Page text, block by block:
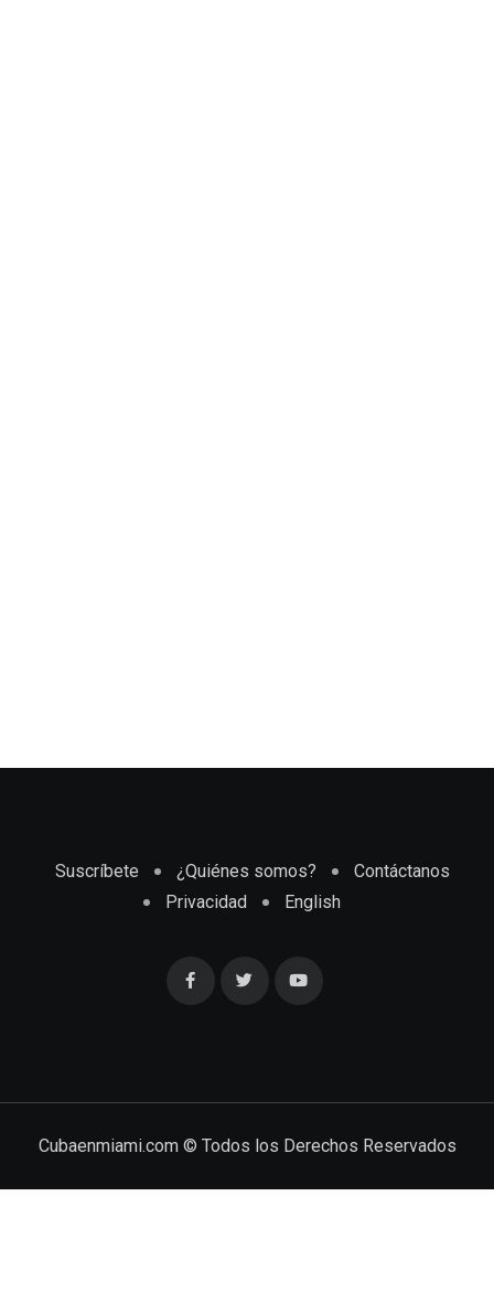
Suscríbete ¿Quiénes somos?
Contáctanos
Privacidad
English
Cubaenmiami.com © Todos los Derechos Reservados